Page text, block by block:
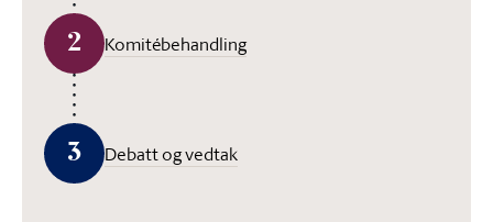
2 Komitébehandling
3 Debatt og vedtak